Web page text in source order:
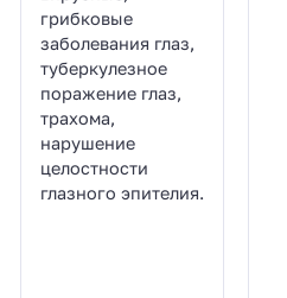
грибковые
заболевания глаз,
туберкулезное
поражение глаз,
трахома,
нарушение
целостности
глазного эпителия.